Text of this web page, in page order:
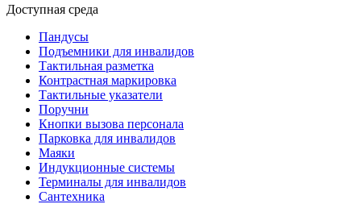
Доступная среда
Пандусы
Подъемники для инвалидов
Тактильная разметка
Контрастная маркировка
Тактильные указатели
Поручни
Кнопки вызова персонала
Парковка для инвалидов
Маяки
Индукционные системы
Терминалы для инвалидов
Сантехника